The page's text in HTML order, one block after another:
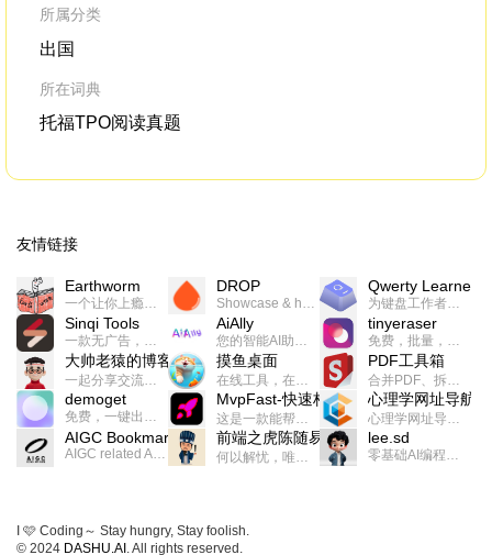
所属分类
出国
所在词典
托福TPO阅读真题
友情链接
Earthworm
一个让你上瘾的英语学习工具，使用 连词成句 、 i + 1 、 以终为始等学习理论来帮助你习得英语，通过不断的重复形成肌肉记忆，最重要的是 游戏化 的形式让学习英语从此不再痛苦
DROP
Showcase & host your work in extraordinary ways.不限速文件分享，托管，建站平台
Qwerty Learner
为键盘工作者设计的单词与肌肉记忆锻炼软件
Sinqi Tools
一款无广告，界面清爽的神奇在线小工具集合，范围包括但不限于：开发，设计，日常生活等
AiAlly
您的智能AI助手解决方案。提供24/7全天候的高效虚拟员工服务，助力个人和组织提升生产力、激发创新潜能。
tinyeraser
免费，批量，快速，一键换背景的桌面软件
大帅老猿的博客
一起分享交流生活学习，出海赚钱，编程技术，远程工作，优秀产品等相关话题。希望大家都能有所收获。
摸鱼桌面
在线工具，在线游戏，电影，小说各种有趣的资源这里都有
PDF工具箱
合并PDF、拆分PDF、旋转PDF、裁剪PDF、转换PDF、加密PDF、解密PDF、PDF加水印等多种PDF处理功能
demoget
免费，一键出成片的录屏Demo软件。支持4K导出，立即下载使用。
MvpFast-快速构建网站应用
这是一款能帮助你快速构建个人网站的应用，使用最新的前端技术栈，集成登录、鉴权、手机、邮箱、数据库、博客、文章、支付等等网站所需要的功能，你只需要花几个小时开发你的核心功能就可以上线，一次购买，永久拥有
心理学网址导航
心理学网址导航(psyhhub.org),着力打造国内心理学资源平台，是一个心理学网址资源大全，提供心理学学习,心理学考研,英语自学,计算机自学等众多学习内容。
AIGC Bookmarks
AIGC related Academy/Project bookmarks . Powered by Notion AI (Claude, ChatGPT).
前端之虎陈随易
何以解忧，唯有代码。不忘初心，方得始终。
lee.sd
零基础AI编程整活儿，跟SimbaLee用AI一起每天写点儿好玩儿的！iSay中每天还会有鲜吐槽、财经快讯、抽奖福利。喜欢就在页面“点赞”，不喜欢可以“点呸”喔！
I 🩷 Coding～ Stay hungry, Stay foolish.
© 2024 DASHU.AI . All rights reserved.